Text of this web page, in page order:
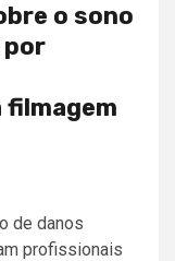
o sono
por
filmagem
de danos
profissionais